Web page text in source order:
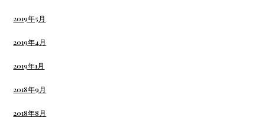
2019年5月
2019年4月
2019年1月
2018年9月
2018年8月